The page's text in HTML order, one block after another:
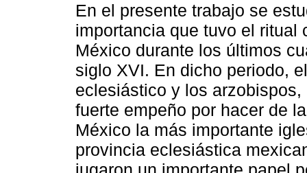
En el presente trabajo se
importancia que tuvo el ritual
México durante los últimos
siglo XVI. En dicho periodo,
eclesiástico y los arzobispos,
fuerte empeño por hacer de
México la más importante
provincia eclesiástica